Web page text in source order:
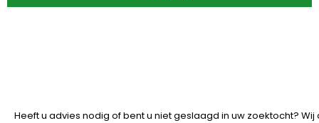
Heeft u advies nodig of bent u niet geslaagd in uw zoektocht?